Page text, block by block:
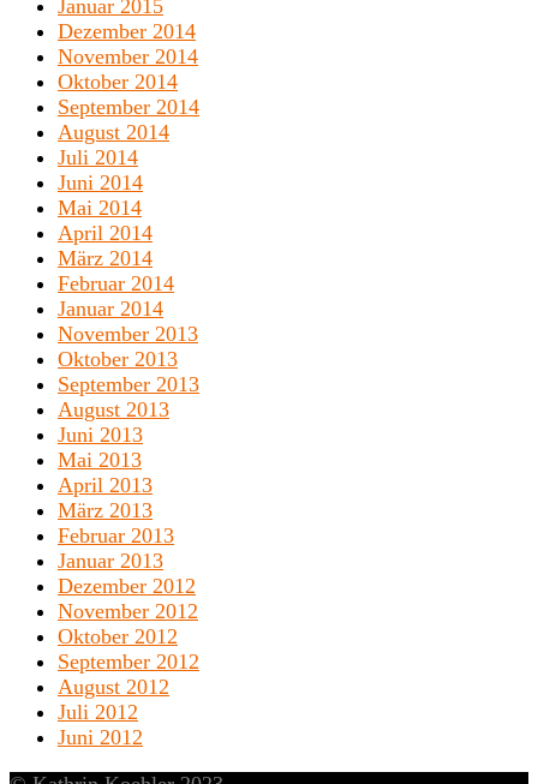
Januar 2015
Dezember 2014
November 2014
Oktober 2014
September 2014
August 2014
Juli 2014
Juni 2014
Mai 2014
April 2014
März 2014
Februar 2014
Januar 2014
November 2013
Oktober 2013
September 2013
August 2013
Juni 2013
Mai 2013
April 2013
März 2013
Februar 2013
Januar 2013
Dezember 2012
November 2012
Oktober 2012
September 2012
August 2012
Juli 2012
Juni 2012